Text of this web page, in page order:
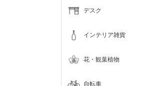
デスク
インテリア雑貨
花・観葉植物
自転車